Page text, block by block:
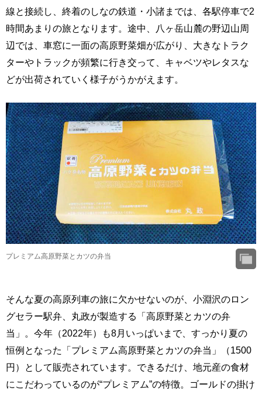
線と接続し、終着のしなの鉄道・小諸までは、各駅停車で2
時間あまりの旅となります。途中、八ヶ岳山麓の野辺山周
辺では、車窓に一面の高原野菜畑が広がり、大きなトラク
ターやトラックが頻繁に行き交って、キャベツやレタスな
どが出荷されていく様子がうかがえます。
プレミアム高原野菜とカツの弁当
そんな夏の高原列車の旅に欠かせないのが、小淵沢のロン
グセラー駅弁、丸政が製造する「高原野菜とカツの弁
当」。今年（2022年）も8月いっぱいまで、すっかり夏の
恒例となった「プレミアム高原野菜とカツの弁当」（1500
円）として販売されています。できるだけ、地元産の食材
にこだわっているのが“プレミアム”の特徴。ゴールドの掛け